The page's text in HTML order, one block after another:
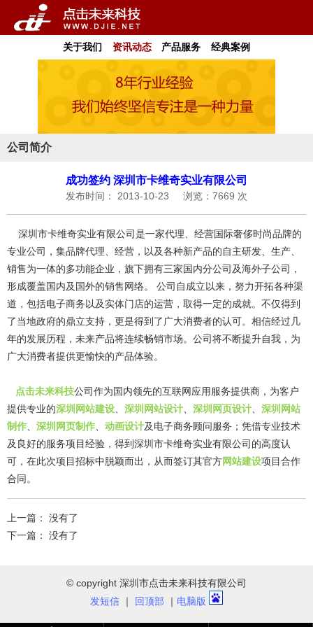
关于我们 资讯动态 产品服务 经典案例
公司简介
成功签约 深圳市卡维奇实业有限公司
发布时间： 2013-10-23 浏览：7669 次
深圳市卡维奇实业有限公司是一家代理、经营国际奢侈时尚品牌的
专业公司，集品牌代理、经营，以及各种新产品的自主研发、生产、
销售为一体的多功能企业，旗下拥有三家国内分公司及海外子公司，
形成覆盖国内及国外的销售网络。 公司自成立以来，努力开拓各种渠
道，包括电子商务以及实体门店的运营，取得一定的成就。不仅得到
了当地政府的鼎立支持，更是得到了广大消费者的认可。相信经过几
年的发展历程，未来产品将连续畅销市场。公司将不断提升自我，为
广大消费者提供更愉快的产品体验。
点击未来科技公司作为国内领先的互联网应用服务提供商，为客户
提供专业的深圳网站建设 深圳网站设计 深圳网页设计
深圳网站
制作
深圳网页制作 动画设计及电子商务顾问服务；凭借专业技术
及良好的服务项目经验，得到深圳市卡维奇实业有限公司的高度认
可，在此次项目招标中脱颖而出，从而签订其官方网站建设项目合作
合同。
上一篇： 没有了
下一篇： 没有了
© copyright 深圳市点击未来科技有限公司
发短信 ｜ 回顶部 ｜ 电脑版